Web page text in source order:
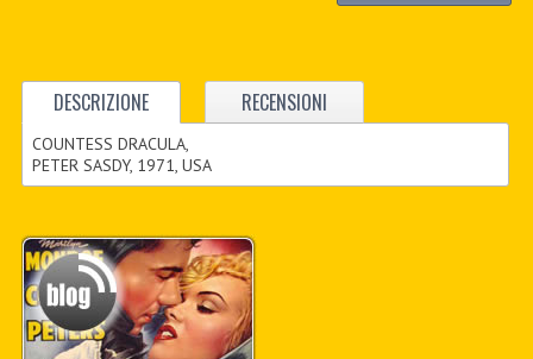
DESCRIZIONE RECENSIONI
COUNTESS DRACULA,
PETER SASDY, 1971, USA